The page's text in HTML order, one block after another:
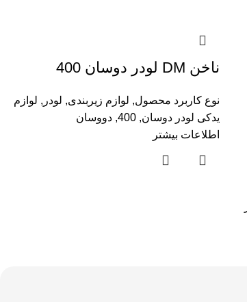
ناخن DM لودر دوسان 400
نوع کاربرد محصول, لوازم زیربندی, لودر , لوازم
یدکی لودر دوسان,
400
, دووسان
اطلاعات بیشتر